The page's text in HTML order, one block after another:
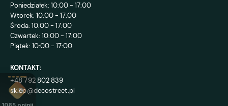
Poniedziałek: 10:00 - 17:00
Wtorek: 10:00 - 17:00
Środa: 10:00 - 17:00
Czwartek: 10:00 - 17:00
Piątek: 10:00 - 17:00
KONTAKT:
+48 792 802 839
sklep@decostreet.pl
4.9